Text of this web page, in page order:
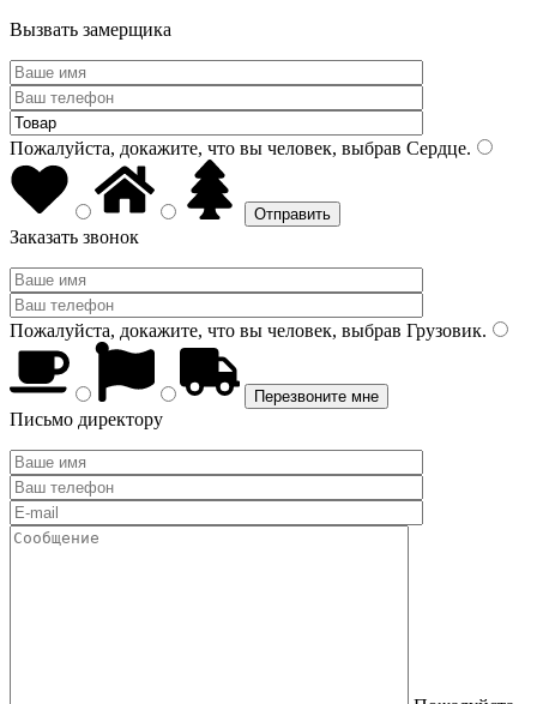
Вызвать замерщика
Пожалуйста, докажите, что вы человек, выбрав Сердце.
Заказать звонок
Пожалуйста, докажите, что вы человек, выбрав Грузовик.
Письмо директору